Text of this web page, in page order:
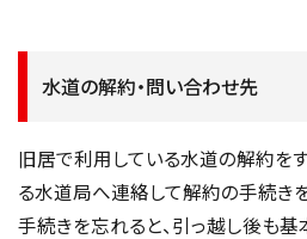
水道の解約・問い合わせ先
旧居で利用している水道の解約を
る水道局へ連絡して解約の手続き
手続きを忘れると、引っ越し後も